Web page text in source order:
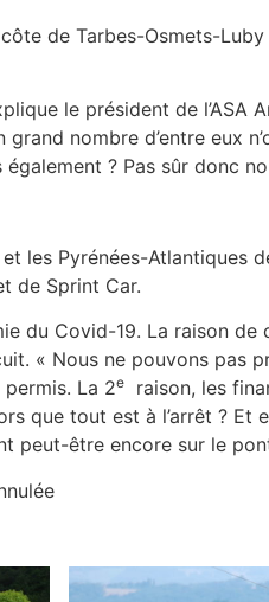
de Tarbes-Osmets-
le président de l’ASA
nombre d’entre eux
? Pas sûr donc
les Pyrénées-
de Sprint Car.
du Covid-19. La raison
« Nous ne pouvons
La 2e
raison, les
que tout est à l’arrêt ? Et
peut-être encore sur le